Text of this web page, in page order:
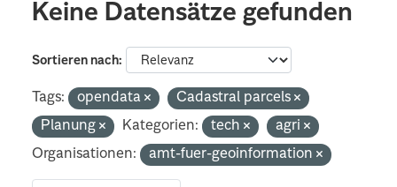
Keine Datensätze gefunden
Sortieren nach
Tags: opendata
Cadastral parcels
Planung
Kategorien: tech
agri
Organisationen:
amt-fuer-geoinformation